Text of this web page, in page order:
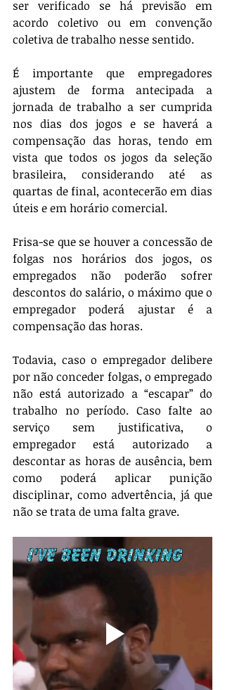
ser verificado se há previsão em
acordo coletivo ou em convenção
coletiva de trabalho nesse sentido.
É importante que empregadores
ajustem de forma antecipada a
jornada de trabalho a ser cumprida
nos dias dos jogos e se haverá a
compensação das horas, tendo em
vista que todos os jogos da seleção
brasileira, considerando até as
quartas de final, acontecerão em dias
úteis e em horário comercial.
Frisa-se que se houver a concessão de
folgas nos horários dos jogos, os
empregados não poderão sofrer
descontos do salário, o máximo que o
empregador poderá ajustar é a
compensação das horas.
Todavia, caso o empregador delibere
por não conceder folgas, o empregado
não está autorizado a “escapar” do
trabalho no período. Caso falte ao
serviço sem justificativa, o
empregador está autorizado a
descontar as horas de ausência, bem
como poderá aplicar punição
disciplinar, como advertência, já que
não se trata de uma falta grave.